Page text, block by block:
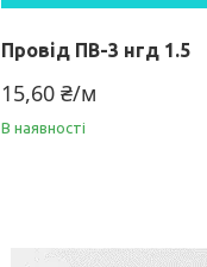
Провід ПВ-3 нгд 1.5
15,60 ₴/м
В наявності